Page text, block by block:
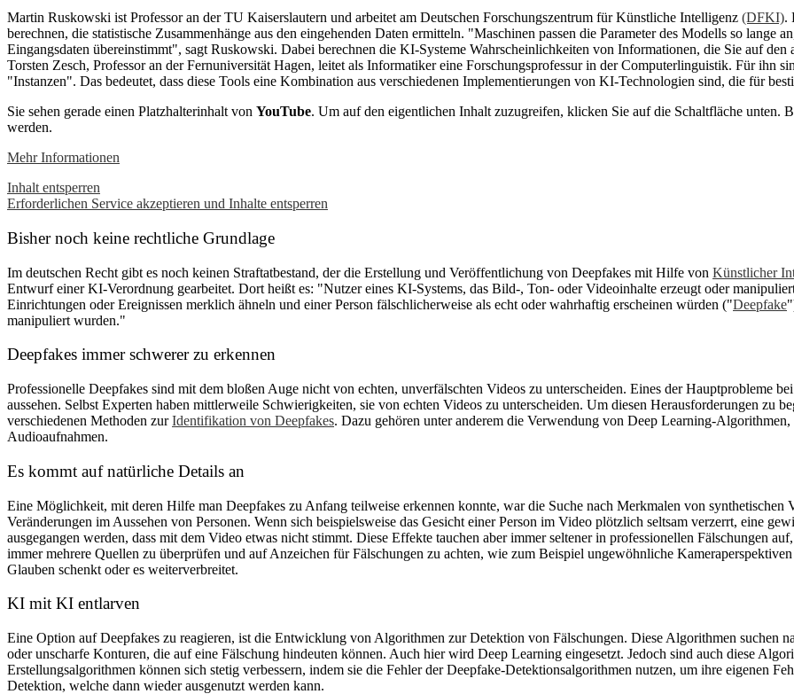
Martin Ruskowski ist Professor an der TU Kaiserslautern und arbeitet am Deutschen Forschungszentrum für Künstliche Intelligenz (DFKI).
berechnen, die statistische Zusammenhänge aus den eingehenden Daten ermitteln. "Maschinen passen die Parameter des Modells so lange
Eingangsdaten übereinstimmt", sagt Ruskowski. Dabei berechnen die KI-Systeme Wahrscheinlichkeiten von Informationen, die Sie auf den
Torsten Zesch, Professor an der Fernuniversität Hagen, leitet als Informatiker eine Forschungsprofessur in der Computerlinguistik. Für ihn
"Instanzen". Das bedeutet, dass diese Tools eine Kombination aus verschiedenen Implementierungen von KI-Technologien sind, die für
Sie sehen gerade einen Platzhalterinhalt von YouTube. Um auf den eigentlichen Inhalt zuzugreifen, klicken Sie auf die Schaltfläche unten.
werden.
Mehr Informationen
Inhalt entsperren
Erforderlichen Service akzeptieren und Inhalte entsperren
Bisher noch keine rechtliche Grundlage
Im deutschen Recht gibt es noch keinen Straftatbestand, der die Erstellung und Veröffentlichung von Deepfakes mit Hilfe von Künstlicher
Entwurf einer KI-Verordnung gearbeitet. Dort heißt es: "Nutzer eines KI-Systems, das Bild-, Ton- oder Videoinhalte erzeugt oder
Einrichtungen oder Ereignissen merklich ähneln und einer Person fälschlicherweise als echt oder wahrhaftig erscheinen würden ("Deepfake
manipuliert wurden."
Deepfakes immer schwerer zu erkennen
Professionelle Deepfakes sind mit dem bloßen Auge nicht von echten, unverfälschten Videos zu unterscheiden. Eines der Hauptprobleme
aussehen. Selbst Experten haben mittlerweile Schwierigkeiten, sie von echten Videos zu unterscheiden. Um diesen Herausforderungen zu
verschiedenen Methoden zurIdentifikation von Deepfakes. Dazu gehören unter anderem die Verwendung von Deep Learning-
Audioaufnahmen.
Es kommt auf natürliche Details an
Eine Möglichkeit, mit deren Hilfe man Deepfakes zu Anfang teilweise erkennen konnte, war die Suche nach Merkmalen von
Veränderungen im Aussehen von Personen. Wenn sich beispielsweise das Gesicht einer Person im Video plötzlich seltsam verzerrt, eine
ausgegangen werden, dass mit dem Video etwas nicht stimmt. Diese Effekte tauchen aber immer seltener in professionellen Fälschungen
immer mehrere Quellen zu überprüfen und auf Anzeichen für Fälschungen zu achten, wie zum Beispiel ungewöhnliche
Glauben schenkt oder es weiterverbreitet.
KI mit KI entlarven
Eine Option auf Deepfakes zu reagieren, ist die Entwicklung von Algorithmen zur Detektion von Fälschungen. Diese Algorithmen suchen
oder unscharfe Konturen, die auf eine Fälschung hindeuten können. Auch hier wird Deep Learning eingesetzt. Jedoch sind auch diese
Erstellungsalgorithmen können sich stetig verbessern, indem sie die Fehler der Deepfake-Detektionsalgorithmen nutzen, um ihre eigenen
Detektion, welche dann wieder ausgenutzt werden kann.